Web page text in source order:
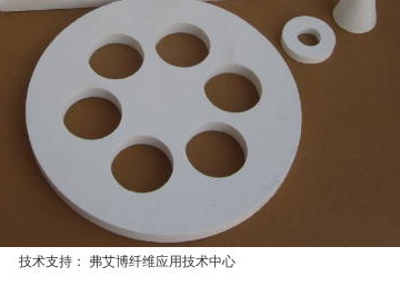
技术支持： 弗艾博纤维应用技术中心